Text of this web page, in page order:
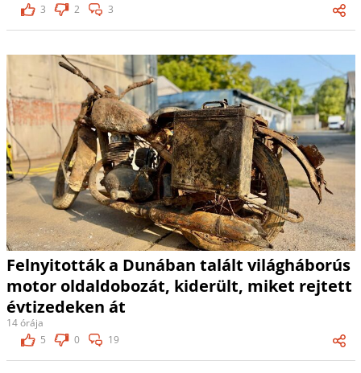
3
2 3
Felnyitották a Dunában talált világháborús
motor oldaldobozát, kiderült, miket rejtett
évtizedeken át
14 órája
5
0 19